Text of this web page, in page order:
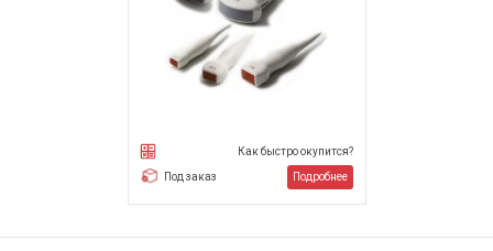
Как быстро окупится?
Под заказ Подробнее